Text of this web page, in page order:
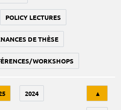
POLICY LECTURES
DE THÈSE
WORKSHOPS
2024 ▲